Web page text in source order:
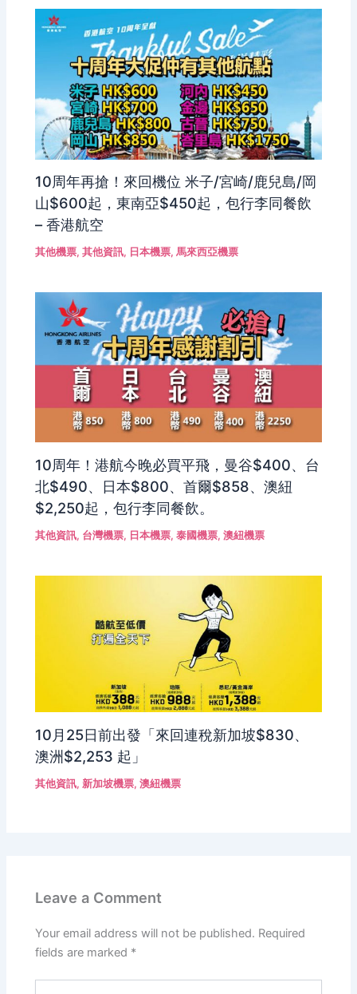
10周年再搶！來回機位 米子/宮崎/鹿兒島/岡
山$600起，東南亞$450起，包行李同餐飲
– 香港航空
其他機票,其他資訊, 日本機票,馬來西亞機票
10周年！港航今晚必買平飛，曼谷$400、台
北$490、日本$800、首爾$858、澳紐
$2,250起，包行李同餐飲。
其他資訊, 台灣機票, 日本機票,泰國機票,澳紐機票
10月25日前出發「來回連稅新加坡$830、
澳洲$2,253 起」
其他資訊,新加坡機票,澳紐機票
Leave a Comment
Your email address will not be published. Required
fields are marked *